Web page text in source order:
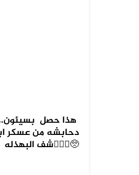
دحابشه من عسكر
شف البهذله🤷🏻‍♂️🥺